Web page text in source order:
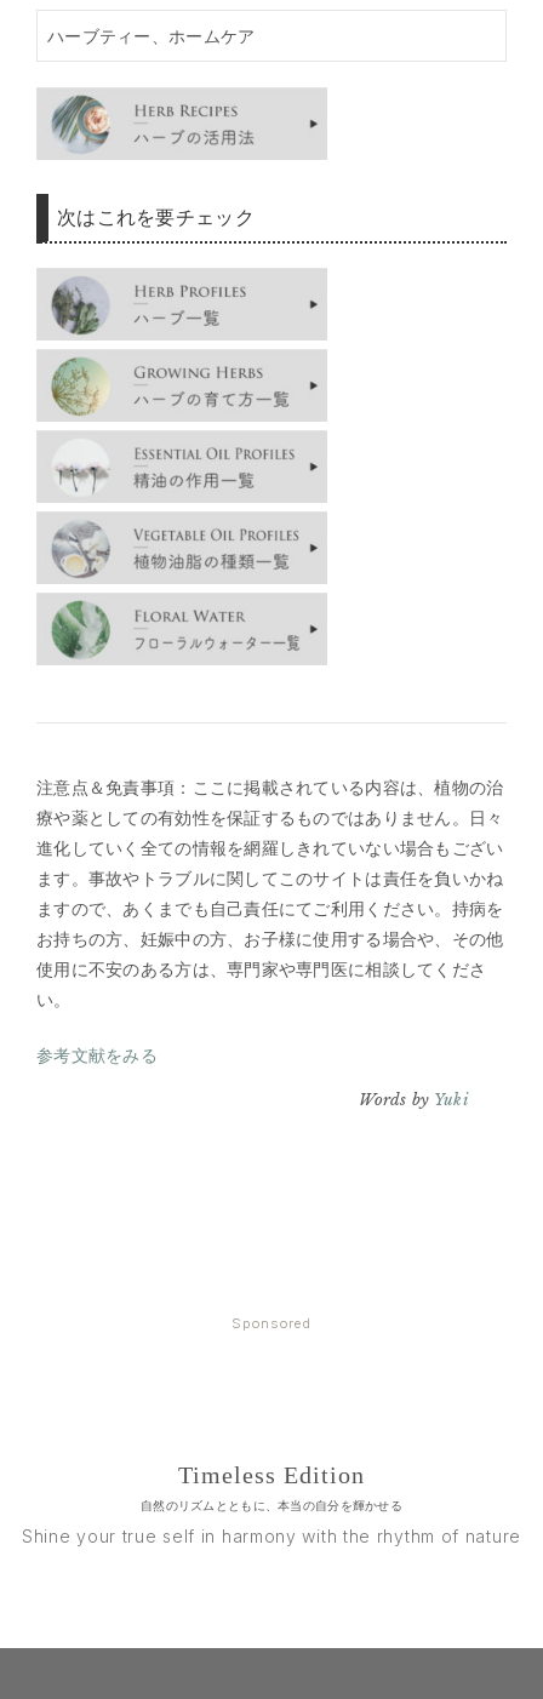
ハーブティー、ホームケア
次はこれを要チェック
注意点＆免責事項：ここに掲載されている内容は、植物の治
療や薬としての有効性を保証するものではありません。日々
進化していく全ての情報を網羅しきれていない場合もござい
ます。事故やトラブルに関してこのサイトは責任を負いかね
ますので、あくまでも自己責任にてご利用ください。持病を
お持ちの方、妊娠中の方、お子様に使用する場合や、その他
使用に不安のある方は、専門家や専門医に相談してくださ
い。
参考文献をみる
Words by Yuki
Sponsored
Timeless Edition
自然のリズムとともに、本当の自分を輝かせる
Shine your true self in harmony with the rhythm of nature